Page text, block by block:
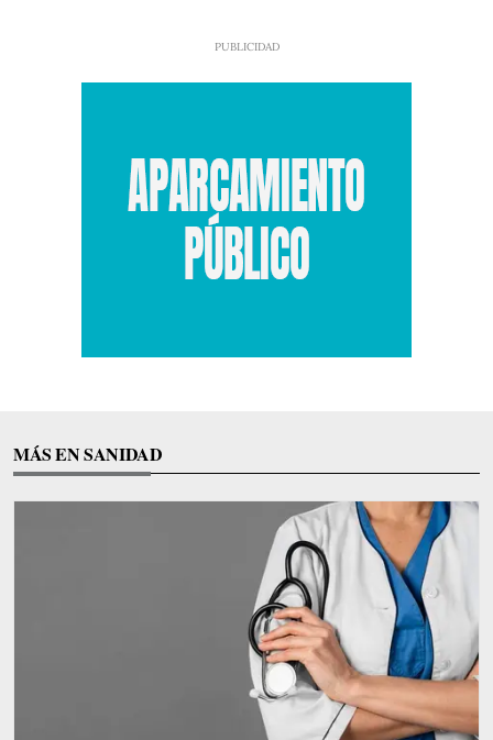
MÁS EN SANIDAD